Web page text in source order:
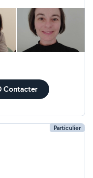
Contacter
Particulier